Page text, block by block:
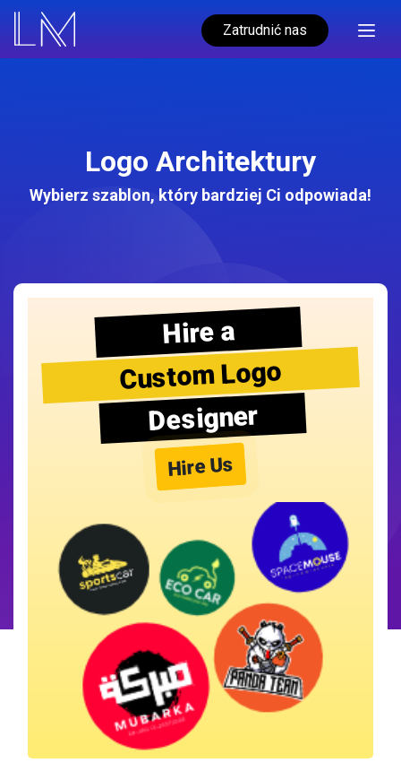
Zatrudnić nas
Logo Architektury
Wybierz szablon, który bardziej Ci odpowiada!
Hire a
Custom Logo
Designer
Hire Us